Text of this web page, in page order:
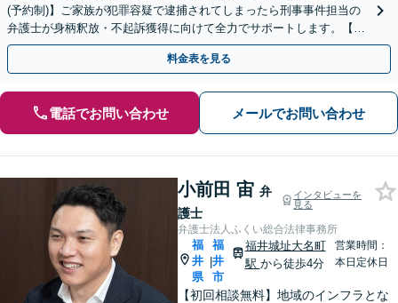
(予約制)】ご家族が犯罪容疑で逮捕されてしまったら刑事事件担当の
弁護士が身柄釈放・不起訴獲得に向けて全力でサポートします。【毎
月100名以上の相談実績】【全国対応】
料金表を見る
電話でお問い合わせ メールでお問い合わせ
小前田 宙 弁
護士
インタビューを
見る
弁護士法人ふくい総合法律事務所
福
井
県
|
福
井
市
福井城址大名町
駅 から徒歩4分
営業時間：
本日定休日
【初回相談無料】地域のインフラとな